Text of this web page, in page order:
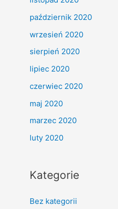
październik 2020
wrzesień 2020
sierpień 2020
lipiec 2020
czerwiec 2020
maj 2020
marzec 2020
luty 2020
Kategorie
Bez kategorii